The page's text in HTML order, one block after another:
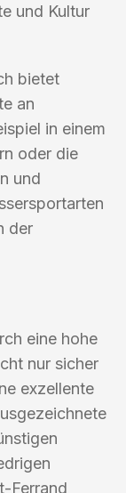
und Kultur
bietet
an
in einem
oder die
und
der
eine hohe
nur sicher
exzellente
Ferrand